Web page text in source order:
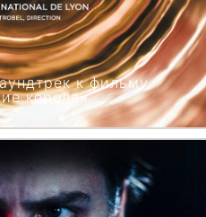
к фильму
короля»